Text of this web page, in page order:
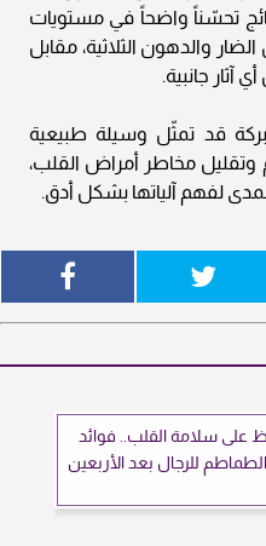
النتائج تحسّناً واضحاً في مستويات
والدهون الثلاثية، مقابل
آثار جانبية.
قد تمثّل وسيلة طبيعية
وتقليل مخاطر أمراض القلب،
لفهم آلياتها بشكل أدق.
على سلامة القلب.. فوائد
للرجال بعد الأربعين